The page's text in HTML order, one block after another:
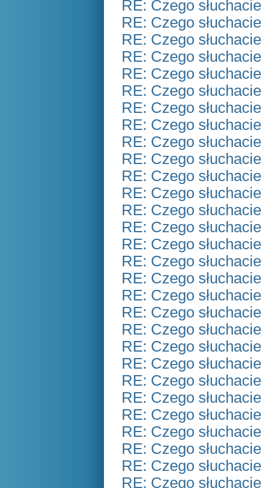
RE: Czego
RE: Czego
RE: Czego
RE: Czego
RE: Czego
RE: Czego
RE: Czego
RE: Czego
RE: Czego
RE: Czego
RE: Czego
RE: Czego
RE: Czego
RE: Czego
RE: Czego
RE: Czego
RE: Czego
RE: Czego
RE: Czego
RE: Czego
RE: Czego
RE: Czego
RE: Czego
RE: Czego
RE: Czego
RE: Czego
RE: Czego
RE: Czego
RE: Czego